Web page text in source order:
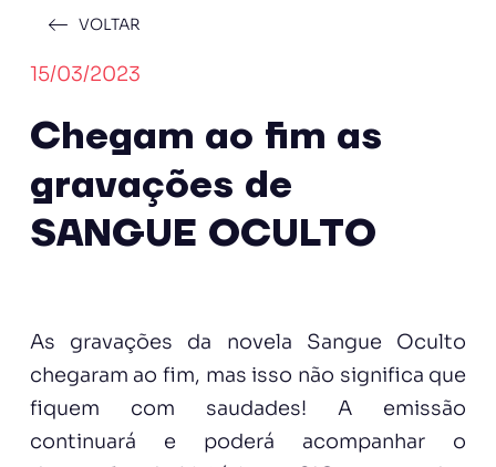
VOLTAR
15/03/2023
Chegam ao fim as
gravações de
SANGUE OCULTO
As gravações da novela Sangue Oculto
chegaram ao fim, mas isso não significa que
fiquem com saudades! A emissão
continuará e poderá acompanhar o